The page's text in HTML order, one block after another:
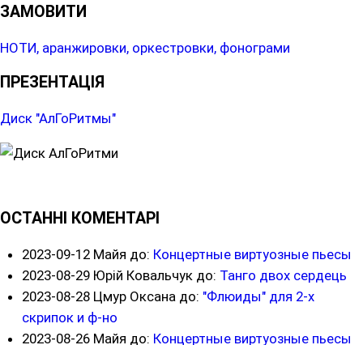
ЗАМОВИТИ
НОТИ, аранжировки, оркестровки, фонограми
ПРЕЗЕНТАЦІЯ
Диск "АлГоРитмы"
ОСТАННІ КОМЕНТАРІ
2023-09-12 Майя до: Концертные виртуозные пьесы
2023-08-29 Юрій Ковальчук до: Танго двох сердець
2023-08-28 Цмур Оксана до: "Флюиды" для 2-х
скрипок и ф-но
2023-08-26 Майя до: Концертные виртуозные пьесы